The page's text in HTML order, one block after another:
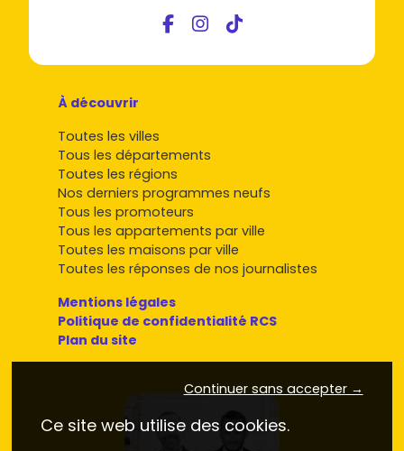
À découvrir
Toutes les villes
Tous les départements
Toutes les régions
Nos derniers programmes neufs
Tous les promoteurs
Tous les appartements par ville
Toutes les maisons par ville
Toutes les réponses de nos journalistes
Mentions légales
Politique de confidentialité RCS
Plan du site
Continuer sans accepter →
Ce site web utilise des cookies.